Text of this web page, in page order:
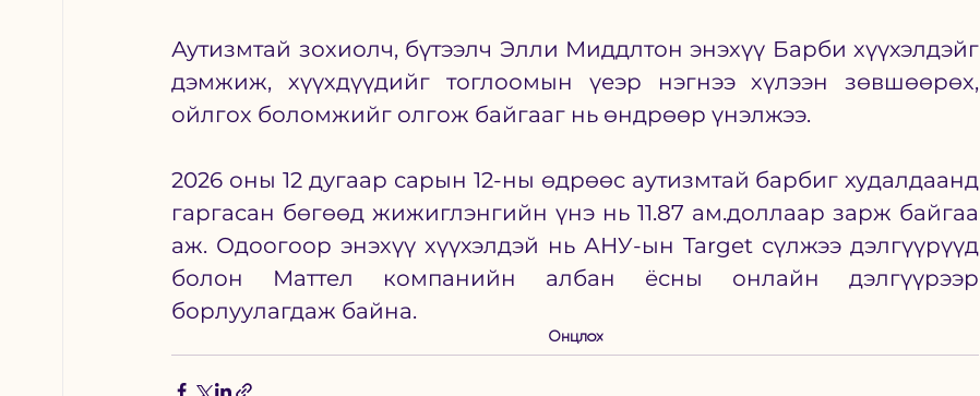
Аутизмтай зохиолч, бүтээлч Элли Миддлтон энэхүү Барби хүүхэлдэйг
дэмжиж, хүүхдүүдийг тоглоомын үеэр нэгнээ хүлээн зөвшөөрөх,
ойлгох боломжийг олгож байгааг нь өндрөөр үнэлжээ.
2026 оны 12 дугаар сарын 12-ны өдрөөс аутизмтай барбиг худалдаанд
гаргасан бөгөөд жижиглэнгийн үнэ нь 11.87 ам.доллаар зарж байгаа
аж. Одоогоор энэхүү хүүхэлдэй нь АНУ-ын Target сүлжээ дэлгүүрүүд
болон Маттел компанийн албан ёсны онлайн дэлгүүрээр
борлуулагдаж байна.
Онцлох